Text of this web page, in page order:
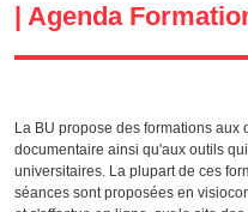
| Agenda
La BU propose des formations
documentaire ainsi qu'aux outils
universitaires. La plupart de ces
séances sont proposées en